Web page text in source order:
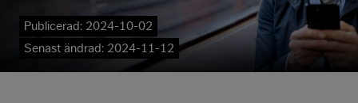
Publicerad: 2024-10-02
Senast ändrad: 2024-11-12